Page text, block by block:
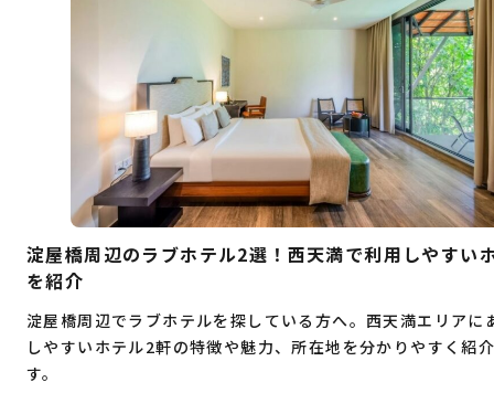
税理士 美肌治療
整体
ヘッドスパ
美容室
システム開発
転職 旅行
観光・お出かけ
エステ
AGAクリニック Web制作
資格
Webデザイン
プログラミング
教育
不動産
結婚 父の日 娯楽
塾
韓国料理
寿司 すき焼き 蕎麦
ピザ
淀屋橋周辺のラブホテル2選！西天満で利用しやすい
を紹介
淀屋橋周辺でラブホテルを探している方へ。西天満エリアに
しやすいホテル2軒の特徴や魅力、所在地を分かりやすく紹
す。